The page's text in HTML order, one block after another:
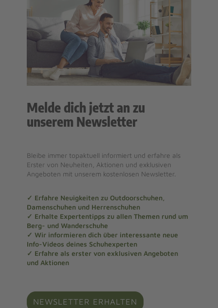
Melde dich jetzt an zu
unserem Newsletter
Bleibe immer topaktuell informiert und erfahre als
Erster von Neuheiten, Aktionen und exklusiven
Angeboten mit unserem kostenlosen Newsletter.
✓ Erfahre Neuigkeiten zu Outdoorschuhen,
Damenschuhen und Herrenschuhen
✓ Erhalte Expertentipps zu allen Themen rund um
Berg- und Wanderschuhe
✓ Wir informieren dich über interessante neue
Info-Videos deines Schuhexperten
✓ Erfahre als erster von exklusiven Angeboten
und Aktionen
NEWSLETTER ERHALTEN